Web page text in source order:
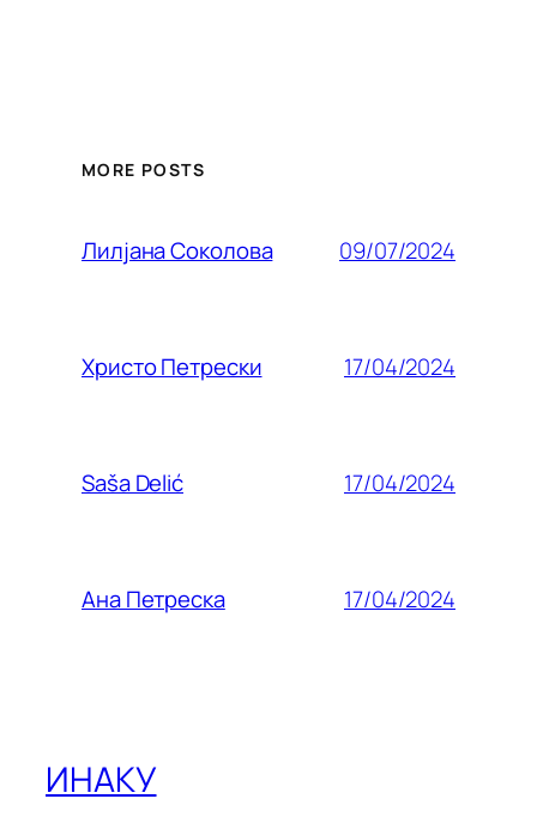
MORE POSTS
Лилjана Соколова 09/07/2024
Христо Петрески 17/04/2024
Saša Delić 17/04/2024
Ана Петреска 17/04/2024
ИНАКУ